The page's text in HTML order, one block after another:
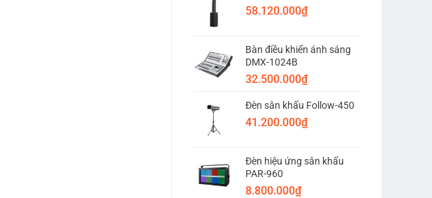
58.120.000₫
Bàn điều khiển ánh sáng
DMX-1024B
32.500.000₫
Đèn sân khấu Follow-450
41.200.000₫
Đèn hiệu ứng sân khấu
PAR-960
8.800.000₫